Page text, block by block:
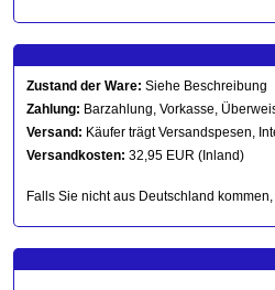
Zustand der Ware: Siehe Beschreibung
Zahlung: Barzahlung, Vorkasse,
Versand: Käufer trägt Versandspesen,
Versandkosten: 32,95 EUR (Inland)
Falls Sie nicht aus Deutschland